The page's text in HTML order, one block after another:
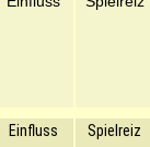
Einfluss Spielreiz